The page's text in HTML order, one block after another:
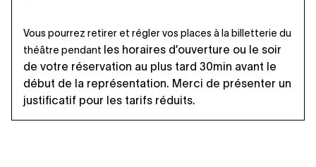
Vous pourrez retirer et régler vos places à la billetterie du
théâtre pendant les horaires d’ouverture ou le soir
de votre réservation au plus tard 30min avant le
début de la représentation. Merci de présenter un
justificatif pour les tarifs réduits.